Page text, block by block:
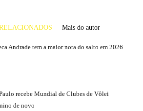
Mais do autor
Andrade tem a maior nota do salto em 2026
recebe Mundial de Clubes de Vôlei
de novo